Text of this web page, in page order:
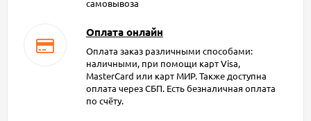
самовывоза
Оплата онлайн
Оплата заказ различными способами:
наличными, при помощи карт Visa,
MasterCard или карт МИР. Также доступна
оплата через СБП. Есть безналичная оплата
по счёту.